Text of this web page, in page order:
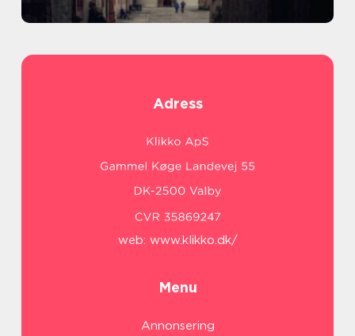
Adress
web: www.klikko.dk/
Menu
Annonsering